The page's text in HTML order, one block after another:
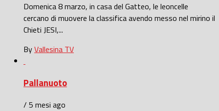
Domenica 8 marzo, in casa del Gatteo, le leoncelle
cercano di muovere la classifica avendo messo nel mirino il
Chieti JESI,...
ByVallesina TV
Pallanuoto
/ 5 mesi ago